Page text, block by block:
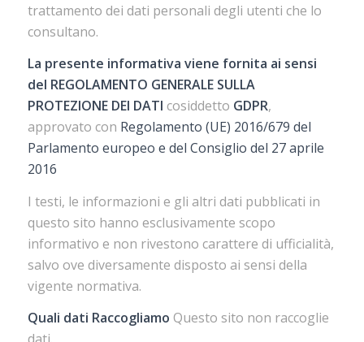
trattamento dei dati personali degli utenti che lo
consultano.
La presente informativa viene fornita ai sensi
del REGOLAMENTO GENERALE SULLA
PROTEZIONE DEI DATI cosiddetto GDPR,
approvato con Regolamento (UE) 2016/679 del
Parlamento europeo e del Consiglio del 27 aprile
2016
I testi, le informazioni e gli altri dati pubblicati in
questo sito hanno esclusivamente scopo
informativo e non rivestono carattere di ufficialità,
salvo ove diversamente disposto ai sensi della
vigente normativa.
Quali dati Raccogliamo Questo sito non raccoglie